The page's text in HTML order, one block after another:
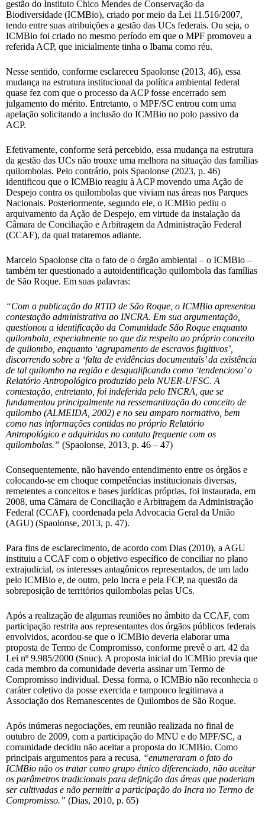
gestão do Instituto Chico Mendes de Conservação da
Biodiversidade (ICMBio), criado por meio da Lei 11.516/2007,
tendo entre suas atribuições a gestão das UCs federais. Ou seja, o
ICMBio foi criado no mesmo período em que o MPF promoveu a
referida ACP, que inicialmente tinha o Ibama como réu.
Nesse sentido, conforme esclareceu Spaolonse (2013, 46), essa
mudança na estrutura institucional da política ambiental federal
quase fez com que o processo da ACP fosse encerrado sem
julgamento do mérito. Entretanto, o MPF/SC entrou com uma
apelação solicitando a inclusão do ICMBio no polo passivo da
ACP.
Efetivamente, conforme será percebido, essa mudança na estrutura
da gestão das UCs não trouxe uma melhora na situação das famílias
quilombolas. Pelo contrário, pois Spaolonse (2023, p. 46)
identificou que o ICMBio reagiu à ACP movendo uma Ação de
Despejo contra os quilombolas que viviam nas áreas nos Parques
Nacionais. Posteriormente, segundo ele, o ICMBio pediu o
arquivamento da Ação de Despejo, em virtude da instalação da
Câmara de Conciliação e Arbitragem da Administração Federal
(CCAF), da qual trataremos adiante.
Marcelo Spaolonse cita o fato de o órgão ambiental – o ICMBio –
também ter questionado a autoidentificação quilombola das famílias
de São Roque. Em suas palavras:
“Com a publicação do RTID de São Roque, o ICMBio apresentou
contestação administrativa ao INCRA. Em sua argumentação,
questionou a identificação da Comunidade São Roque enquanto
quilombola, especialmente no que diz respeito ao próprio conceito
de quilombo, enquanto ‘agrupamento de escravos fugitivos’,
discorrendo sobre a ‘falta de evidências documentais’ da existência
de tal quilombo na região e desqualificando como ‘tendencioso’ o
Relatório Antropológico produzido pelo NUER-UFSC. A
contestação, entretanto, foi indeferida pelo INCRA, que se
fundamentou principalmente na ressemantização do conceito de
quilombo (ALMEIDA, 2002) e no seu amparo normativo, bem
como nas informações contidas no próprio Relatório
Antropológico e adquiridas no contato frequente com os
quilombolas.” (Spaolonse, 2013, p. 46 – 47)
Consequentemente, não havendo entendimento entre os órgãos e
colocando-se em choque competências institucionais diversas,
remetentes a conceitos e bases jurídicas próprias, foi instaurada, em
2008, uma Câmara de Conciliação e Arbitragem da Administração
Federal (CCAF), coordenada pela Advocacia Geral da União
(AGU) (Spaolonse, 2013, p. 47).
Para fins de esclarecimento, de acordo com Dias (2010), a AGU
instituiu a CCAF com o objetivo específico de conciliar no plano
extrajudicial, os interesses antagônicos representados, de um lado
pelo ICMBio e, de outro, pelo Incra e pela FCP, na questão da
sobreposição de territórios quilombolas pelas UCs.
Após a realização de algumas reuniões no âmbito da CCAF, com
participação restrita aos representantes dos órgãos públicos federais
envolvidos, acordou-se que o ICMBio deveria elaborar uma
proposta de Termo de Compromisso, conforme prevê o art. 42 da
Lei nº 9.985/2000 (Snuc). A proposta inicial do ICMBio previa que
cada membro da comunidade deveria assinar um Termo de
Compromisso individual. Dessa forma, o ICMBio não reconhecia o
caráter coletivo da posse exercida e tampouco legitimava a
Associação dos Remanescentes de Quilombos de São Roque.
Após inúmeras negociações, em reunião realizada no final de
outubro de 2009, com a participação do MNU e do MPF/SC, a
comunidade decidiu não aceitar a proposta do ICMBio. Como
principais argumentos para a recusa, “enumeraram o fato do
ICMBio não os tratar como grupo étnico diferenciado, não aceitar
os parâmetros tradicionais para definição das áreas que poderiam
ser cultivadas e não permitir a participação do Incra no Termo de
Compromisso.” (Dias, 2010, p. 65)